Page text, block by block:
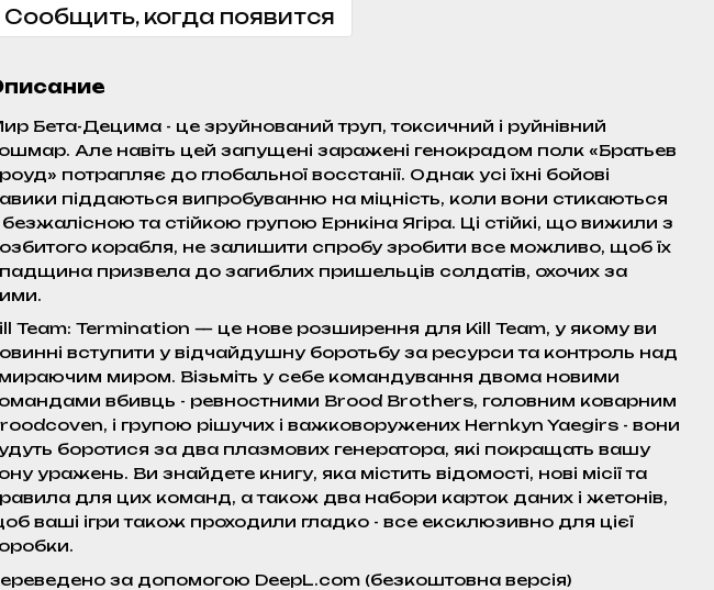
Сообщить, когда появится
Бета-Децима - це зруйнований труп, токсичний і руйнівний
Але навіть цей запущені заражені генокрадом полк «Братьев
потрапляє до глобальної восстанії. Однак усі їхні бойові
піддаються випробуванню на міцність, коли вони стикаються
безжалісною та стійкою групою Ернкіна Ягіра. Ці стійкі, що вижили з
корабля, не залишити спробу зробити все можливо, щоб їх
призвела до загиблих пришельців солдатів, охочих за
Team: Termination — це нове розширення для Kill Team, у якому ви
вступити у відчайдушну боротьбу за ресурси та контроль над
миром. Візьміть у себе командування двома новими
вбивць - ревностними Brood Brothers, головним коварним
і групою рішучих і важковоружених Hernkyn Yaegirs - вони
боротися за два плазмових генератора, які покращать вашу
уражень. Ви знайдете книгу, яка містить відомості, нові місії та
для цих команд, а також два набори карток даних і жетонів,
ваші ігри також проходили гладко - все ексклюзивно для цієї
за допомогою DeepL.com (безкоштовна версія)